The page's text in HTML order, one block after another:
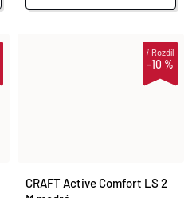
–10 %
iRozdíl
CRAFT Active Comfort LS 2